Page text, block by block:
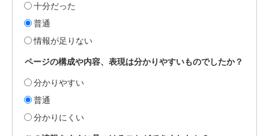
十分だった
普通
情報が足りない
ページの構成や内容、表現は分かりやすいものでしたか？
分かりやすい
普通
分かりにくい